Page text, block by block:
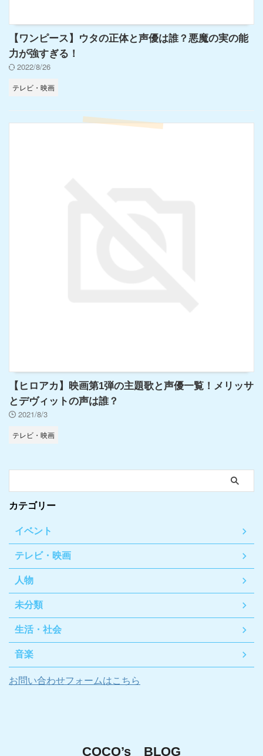
【ワンピース】ウタの正体と声優は誰？悪魔の実の能
力が強すぎる！
2022/8/26
テレビ・映画
【ヒロアカ】映画第1弾の主題歌と声優一覧！メリッサ
とデヴィットの声は誰？
2021/8/3
テレビ・映画
カテゴリー
イベント
テレビ・映画
人物
未分類
生活・社会
音楽
お問い合わせフォームはこちら
COCO’s BLOG